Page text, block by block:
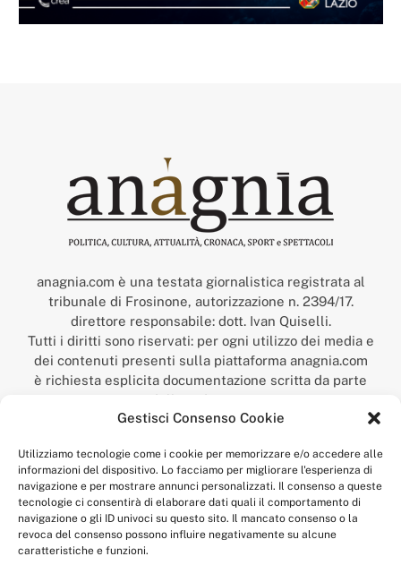
Gestisci Consenso Cookie
Utilizziamo tecnologie come i cookie per memorizzare e/o accedere alle
informazioni del dispositivo. Lo facciamo per migliorare l'esperienza di
navigazione e per mostrare annunci personalizzati. Il consenso a queste
tecnologie ci consentirà di elaborare dati quali il comportamento di
navigazione o gli ID univoci su questo sito. Il mancato consenso o la
revoca del consenso possono influire negativamente su alcune
caratteristiche e funzioni.
anagnia.com è una testata giornalistica registrata al
tribunale di Frosinone, autorizzazione n. 2394/17.
direttore responsabile: dott. Ivan Quiselli.
Tutti i diritti sono riservati: per ogni utilizzo dei media e
dei contenuti presenti sulla piattaforma anagnia.com
è richiesta esplicita documentazione scritta da parte
della redazione.
“Anagnia” è un marchio registrato presso l’Ufficio Italiano
Economico,
num. registrazione: 302017000014044 del 9 febbraio 2017.
Per contatti:redazione@anagnia.com